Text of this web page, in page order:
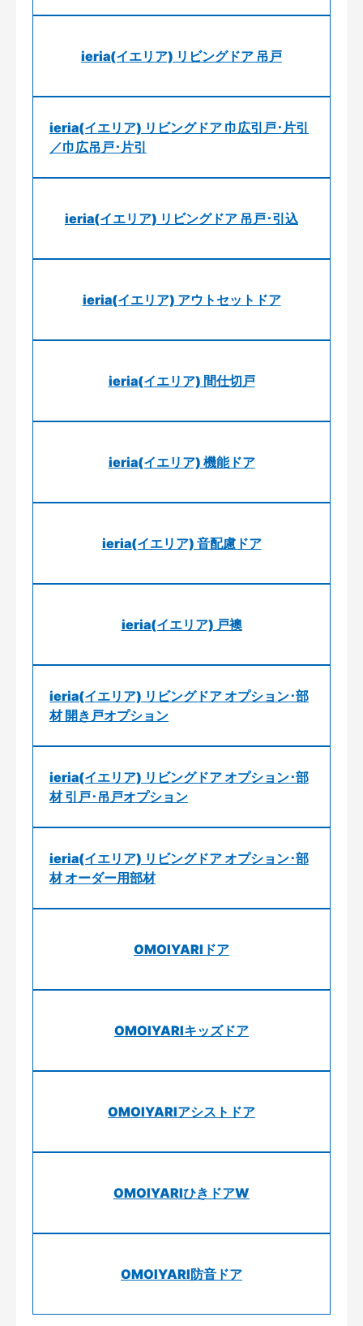
ieria(イエリア) リビングドア 吊戸
ieria(イエリア) リビングドア 巾広引戸･片引
／巾広吊戸･片引
ieria(イエリア) リビングドア 吊戸･引込
ieria(イエリア) アウトセットドア
ieria(イエリア) 間仕切戸
ieria(イエリア) 機能ドア
ieria(イエリア) 音配慮ドア
ieria(イエリア) 戸襖
ieria(イエリア) リビングドア オプション･部
材 開き戸オプション
ieria(イエリア) リビングドア オプション･部
材 引戸･吊戸オプション
ieria(イエリア) リビングドア オプション･部
材 オーダー用部材
OMOIYARIドア
OMOIYARIキッズドア
OMOIYARIアシストドア
OMOIYARIひきドアW
OMOIYARI防音ドア